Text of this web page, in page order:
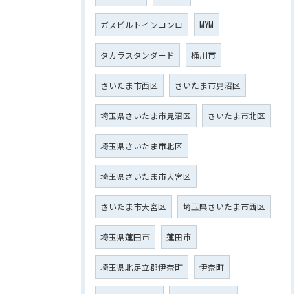
ガスビルトインコンロ MYM
タカラスタンダード 桶川市
さいたま市西区 さいたま市見沼区
埼玉県さいたま市見沼区 さいたま市北区
埼玉県さいたま市北区
埼玉県さいたま市大宮区
さいたま市大宮区 埼玉県さいたま市西区
埼玉県蓮田市 蓮田市
埼玉県北足立郡伊奈町 伊奈町